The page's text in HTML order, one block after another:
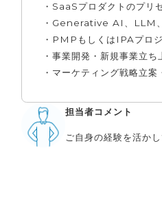
・SaaSプロダクトのプリ
・Generative AI、LLM
・PMPもしくはIPAプロ
・事業開発・新規事業立ち
・マーケティング戦略立
担当者コメント
ご自身の経験を活か